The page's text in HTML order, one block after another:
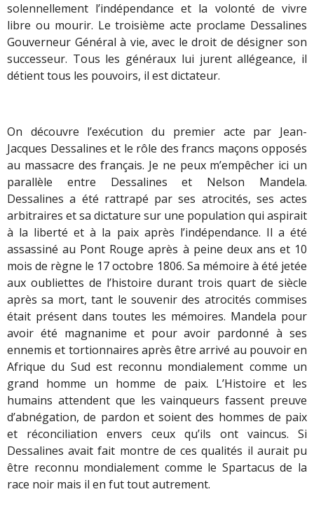
solennellement l’indépendance et la volonté de vivre
libre ou mourir. Le troisième acte proclame Dessalines
Gouverneur Général à vie, avec le droit de désigner son
successeur. Tous les généraux lui jurent allégeance, il
détient tous les pouvoirs, il est dictateur.
On découvre l’exécution du premier acte par Jean-
Jacques Dessalines et le rôle des francs maçons opposés
au massacre des français. Je ne peux m’empêcher ici un
parallèle entre Dessalines et Nelson Mandela.
Dessalines a été rattrapé par ses atrocités, ses actes
arbitraires et sa dictature sur une population qui aspirait
à la liberté et à la paix après l’indépendance. Il a été
assassiné au Pont Rouge après à peine deux ans et 10
mois de règne le 17 octobre 1806. Sa mémoire à été jetée
aux oubliettes de l’histoire durant trois quart de siècle
après sa mort, tant le souvenir des atrocités commises
était présent dans toutes les mémoires. Mandela pour
avoir été magnanime et pour avoir pardonné à ses
ennemis et tortionnaires après être arrivé au pouvoir en
Afrique du Sud est reconnu mondialement comme un
grand homme un homme de paix. L’Histoire et les
humains attendent que les vainqueurs fassent preuve
d’abnégation, de pardon et soient des hommes de paix
et réconciliation envers ceux qu’ils ont vaincus. Si
Dessalines avait fait montre de ces qualités il aurait pu
être reconnu mondialement comme le Spartacus de la
race noir mais il en fut tout autrement.